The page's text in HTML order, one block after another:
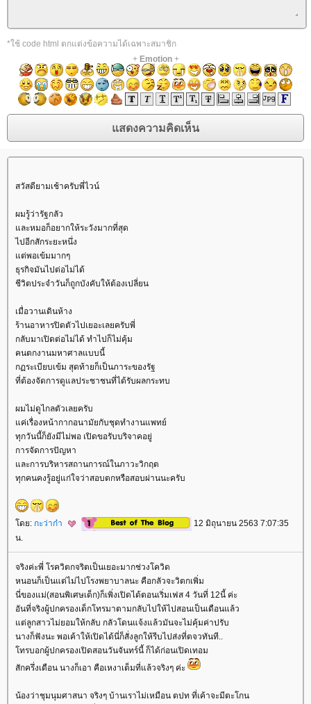
*ใช้ code html ตกแต่งข้อความได้เฉพาะสมาชิก
+ Emotion+
สวัสดียามเช้าครับพี่ไวน์
ผมรู้ว่ารัฐกลัว
ละหมอก็อยากให้ระวังมากที่สุด
ไปอีกสักระยะหนึ่ง
ต่พอเข้มมากๆ
ธุรกิจมันไปต่อไม่ได้
ชีวิตประจำวันก็ถูกบังคับให้ต้องเปลี่ยน
เมื่อวานเดินห้าง
ร้านอาหารปิดตัวไปเยอะเลยครับพี่
กลับมาเปิดต่อไม่ได้ ทำไปก็ไม่คุ้ม
คนตกงานมหาศาลแบบนี้
กฏระเบียบเข้ม สุดท้ายก็เป็นภาระของรัฐ
ที่ต้องจัดการดูแลประชาชนที่ได้รับผลกระทบ
ผมไม่ดูไกลตัวเลยครับ
ค่เรื่องหน้ากากอนามัยกับชุดทำงานแพทย์
ทุกวันนี้ก็ยังมีไม่พอ เปิดขอรับบริจาคอยู่
การจัดการปัญหา
ละการบริหารสถานการณ์ในภาวะวิกฤต
ทุกคนคงรู้อยู่แก่ใจว่าสอบตกหรือสอบผ่านนะครับ
ดย: กะว่าก๋า
12 มิถุนายน 2563 7:07:35
น.
จริงค่ะพี่ โรควิตกจริตเป็นเยอะมากช่วงโควิด
หนอนก็เป็นแต่ไม่ไปโรงพยาบาลนะ คือกลัวจะวิตกเพิ่ม
นี่ของแม่(สอนพิเศษเด็ก)ก็เพิ่งเปิดได้ตอนเริ่มเฟส 4 วันที่ 12นี้ ค่ะ
อันที่จริงผู้ปกครองเด็กโทรมาตามกลับไปให้ไปสอนเป็นเดือนแล้ว
ต่ลูกสาวไม่ยอมให้กลับ กลัวโดนแจ้งแล้วมันจะไม่คุ้มค่าปรับ
นางก็ฟังนะ พอเค้าให้เปิดได้นี่ก็สั่งลูกให้รีบไปส่งที่ตจวทันที..
ทรบอกผู้ปกครองเปิดสอนวันจันทร์นี้ ก็ได้ก่อนเปิดเทอม
สักครึ่งเดือน นางก็เอา คือเหงาเต็มที่แล้วจริงๆ ค่ะ
น้องว่าชุมนุมศาสนา จริงๆ บ้านเราไม่เหมือน ตปท ที่เค้าจะมีตะโกน